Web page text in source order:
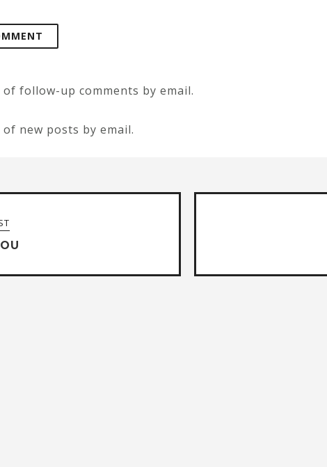
follow-up comments by email.
new posts by email.